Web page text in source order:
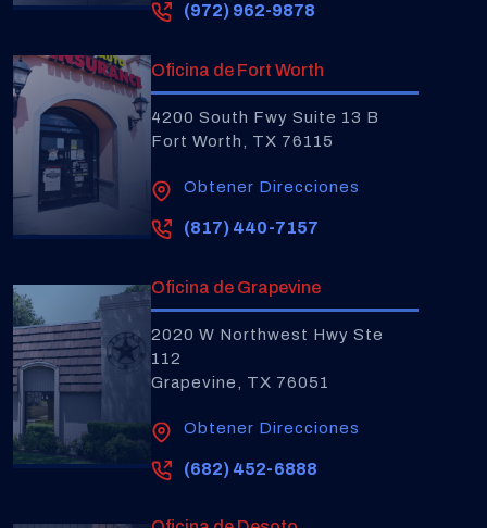
(972) 962-9878
Oficina de Fort Worth
4200 South Fwy Suite 13 B
Fort Worth, TX 76115
Obtener Direcciones
(817) 440-7157
Oficina de Grapevine
2020 W Northwest Hwy Ste
112
Grapevine, TX 76051
Obtener Direcciones
(682) 452-6888